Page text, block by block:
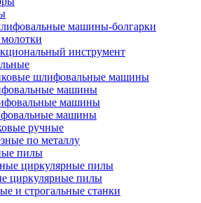
машины-болгарки
инструмент
шлифовальные машины
машины
машины
машины
ручные
по металлу
пилы
циркулярные пилы
циркулярные пилы
и строгальные станки